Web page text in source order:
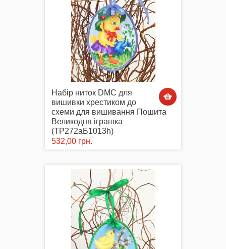
Набір ниток DMC для
вишивки хрестиком до
схеми для вишивання Пошита
Великодня іграшка
(ТР272аБ1013h)
532,00 грн.